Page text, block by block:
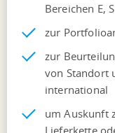
Bereichen E,
zur
zur
von Standort
international
um Auskunft